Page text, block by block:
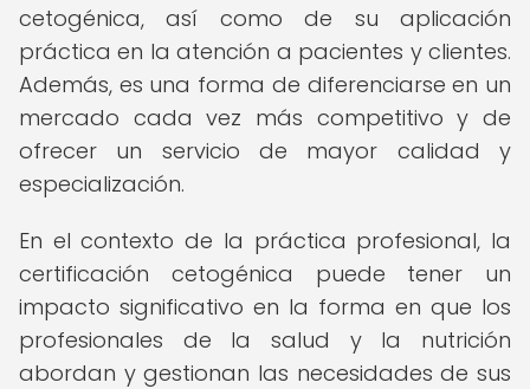
cetogénica, así como de su aplicación
práctica en la atención a pacientes y clientes.
Además, es una forma de diferenciarse en un
mercado cada vez más competitivo y de
ofrecer un servicio de mayor calidad y
especialización.
En el contexto de la práctica profesional, la
certificación cetogénica puede tener un
impacto significativo en la forma en que los
profesionales de la salud y la nutrición
abordan y gestionan las necesidades de sus